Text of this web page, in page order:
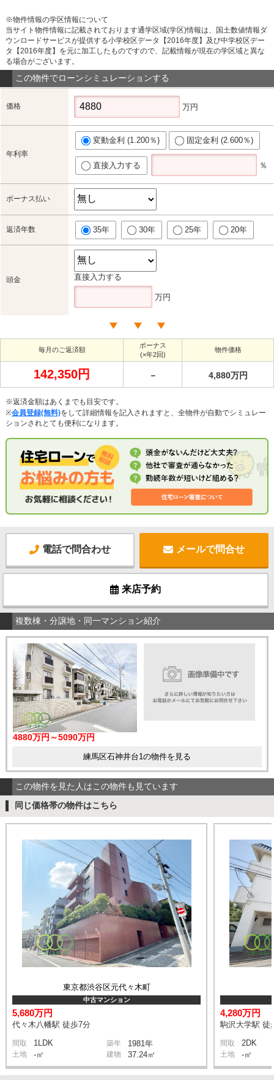
※物件情報の学区情報について
当サイト物件情報に記載されております通学区域(学区)情報は、国土数値情報ダ
ウンロードサービスが提供する小学校区データ【2016年度】及び中学校区デー
タ【2016年度】を元に加工したものですので、記載情報が現在の学区域と異な
る場合がございます。
この物件でローンシミュレーションする
価格 万円
年利率
変動金利 (1.200％) 固定金利 (2.600％)
直接入力する ％
ボーナス払い
返済年数 35年 30年 25年 20年
頭金 直接入力する
万円
毎月のご返済額
ボーナス
(×年2回)
物件価格
142,350円 － 4,880万円
※返済金額はあくまでも目安です。
※会員登録(無料)をして詳細情報を記入されますと、全物件が自動でシミュレー
ションされとても便利になります。
電話で問合わせ メールで問合せ
来店予約
複数棟・分譲地・同一マンション紹介
4880万円～5090万円
練馬区石神井台1の物件を見る
この物件を見た人はこの物件も見ています
同じ価格帯の物件はこちら
東京都渋谷区元代々木町
中古マンション
5,680万円
代々木八幡駅 徒歩7分
間取 1LDK 築年 1981年
土地 -㎡ 建物 37.24㎡
4,280万円
駒沢大学駅 徒
間取 2DK
土地 -㎡